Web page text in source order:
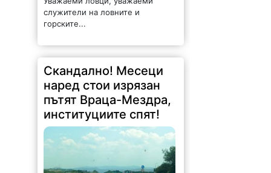
служители на ловните и
горските...
Скандално! Месеци
наред стои изрязан
пътят Враца-Мездра,
институциите спят!